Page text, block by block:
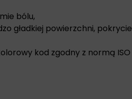
bólu,
gładkiej powierzchni, pokrycie
kod zgodny z normą ISO